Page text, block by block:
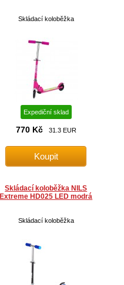
Skládací koloběžka
Expediční sklad
770 Kč 31.3 EUR
Skládací koloběžka NILS
Extreme HD025 LED modrá
Skládací koloběžka